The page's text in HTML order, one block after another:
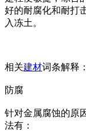
好的耐腐化和耐打
入冻土。
相关建材词条解释：
防腐
针对金属腐蚀的原
法有：